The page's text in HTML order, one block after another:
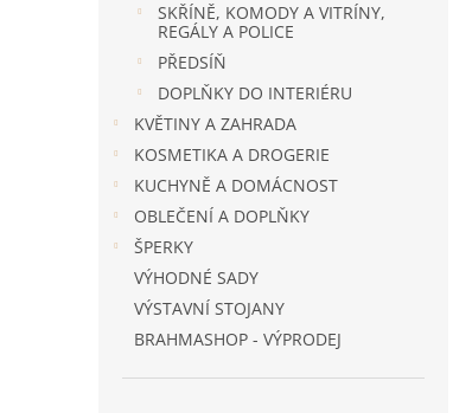
SKŘÍNĚ, KOMODY A VITRÍNY,
REGÁLY A POLICE
PŘEDSÍŇ
DOPLŇKY DO INTERIÉRU
KVĚTINY A ZAHRADA
KOSMETIKA A DROGERIE
KUCHYNĚ A DOMÁCNOST
OBLEČENÍ A DOPLŇKY
ŠPERKY
VÝHODNÉ SADY
VÝSTAVNÍ STOJANY
BRAHMASHOP - VÝPRODEJ